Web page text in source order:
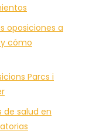
oposiciones a
cómo
Parcs i
de salud en